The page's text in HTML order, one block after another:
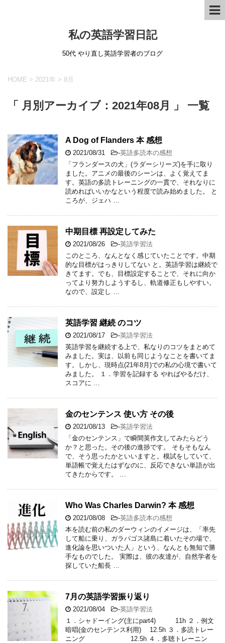
私の英語学習日記
50代 やり直し英語学習者のブログ
HOME > 2021年 > 8月
「 月別アーカイブ：2021年08月 」 一覧
A Dog of Flanders 本 感想
2021/08/31 -英語多読本の感想
「フランダースの犬」(ラダーシリーズ)を手に取り
ました。アニメの最後のシーンは、よく覚えてま
す。英語の多読トレーニングの一貫で、それなりに
読めればいいかなという程度で読み始めました。 と
ころが、ジェハ …
中期目標 再設定してみた
2021/08/26 -英語学習法
このところ、なんとなく感じていたことです。中期
的な目標がはっきりしてない と。英語学習は継続で
きてます。でも、目標設定することで、それに向か
ってより努力しようするし、軌道修正もしやすい。
なので、設定し …
英語学習 継続 のコツ
2021/08/17 -英語学習法
英語学習を継続する上で、私なりのコツをまとめて
みました。実は、以前も同じようなことを書いてま
す。しかし、現時点(21年8月)での私の心境で書いて
みました。 １．学習を記録する やればやるだけ、
スコアに …
金のセンテンス 使い方 その後
2021/08/13 -英語学習法
「金のセンテンス」で瞬間英作文してみたらどう
か？と思った。その後の進捗です。 そもそもなん
で、そう思ったかといいますと。模試をしていて、
単語帳で覚えたはずなのに、反応できない単語が出
てきたからです。 …
Who Was Charles Darwin? 本 感想
2021/08/08 -英語多読本の感想
本を読む前の私のダーウィンのイメージは、「率先
して船に乗り、ガラパゴス諸島に着いたその場で、
進化論を思いついた人」という、なんとも無知で勝
手なものでした。 実際は、彼の友達が、自然学者を
探していた船長 …
7月の英語学習振り返り
2021/08/04 -英語学習法
１．シャドーイング(主にpart4) 11h ２．例文
暗唱(金のセンテンス利用) 12.5h ３．多読トレー
ニング 12.5h ４．多聴トレーニン